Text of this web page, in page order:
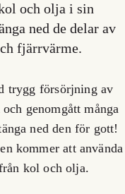
och olja i sin
ned de delar av
fjärrvärme.
trygg försörjning av
genomgått många
ned den för gott!
kommer att använda
kol och olja.